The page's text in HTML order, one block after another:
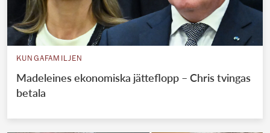
KUNGAFAMILJEN
Madeleines ekonomiska jätteflopp – Chris tvingas
betala